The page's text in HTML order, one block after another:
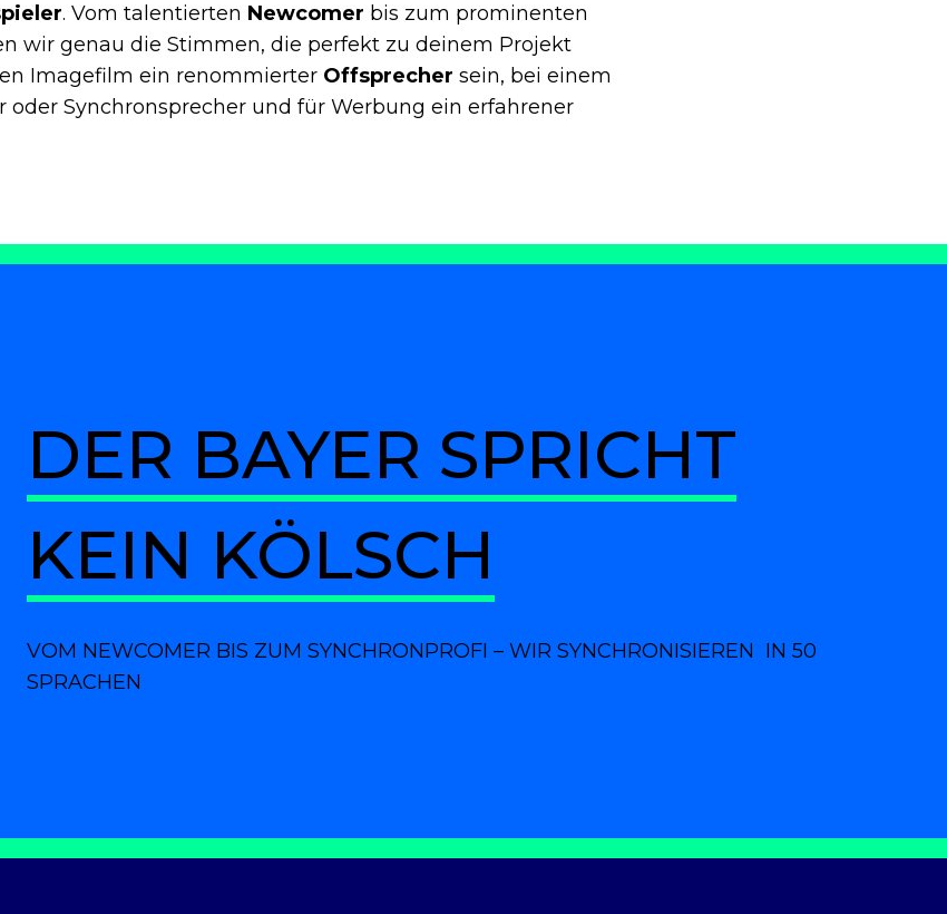
. Vom talentierten Newcomer bis zum prominenten
wir genau die Stimmen, die perfekt zu deinem Projekt
Imagefilm ein renommierter Offsprecher sein, bei einem
oder Synchronsprecher und für Werbung ein erfahrener
DER BAYER SPRICHT
KEIN KÖLSCH
VOM NEWCOMER BIS ZUM SYNCHRONPROFI – WIR SYNCHRONISIEREN IN 50
SPRACHEN